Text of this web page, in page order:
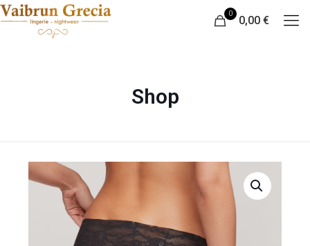
0
0,00 €
Shop